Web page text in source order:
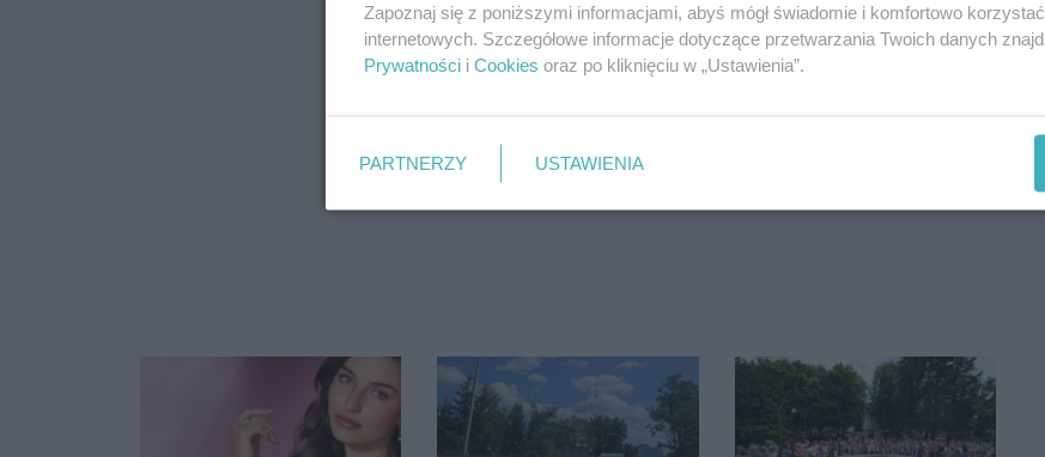
Zapoznaj się z poniższymi informacjami, abyś mógł świadomie i komfortowo
internetowych. Szczegółowe informacje dotyczące przetwarzania Twoich danych
Prywatności i Cookies oraz po kliknięciu w „Ustawienia”.
PARTNERZY USTAWIENIA